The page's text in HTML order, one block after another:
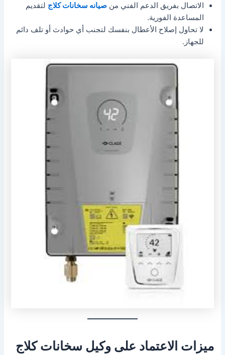
الاتصال بفريق الدعم الفني منصيانه سخانات كلاج لتقديم
المساعدة الفورية.
لا تحاول إصلاح الأعطال بنفسك لتجنب أي حوادث أو تلف دائم
للجهاز.
ميزات الاعتماد على وكيل سخانات كلاج